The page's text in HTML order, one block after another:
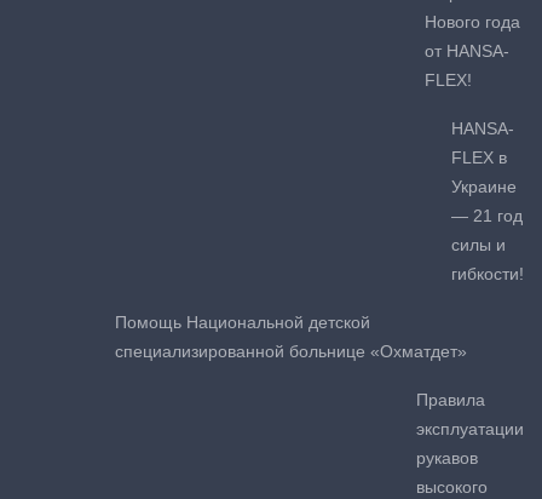
Нового года
от HANSA-
FLEX!
HANSA-
FLEX в
Украине
— 21 год
силы и
гибкости!
Помощь Национальной детской
специализированной больнице «Охматдет»
Правила
эксплуатации
рукавов
высокого